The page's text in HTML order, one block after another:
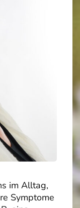
im Alltag,
Symptome